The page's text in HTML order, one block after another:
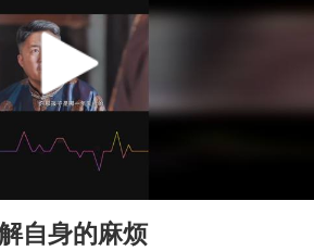
上四休三，但降薪1000元，你接受吗？
全民健身事业高质量发展
自身的麻烦